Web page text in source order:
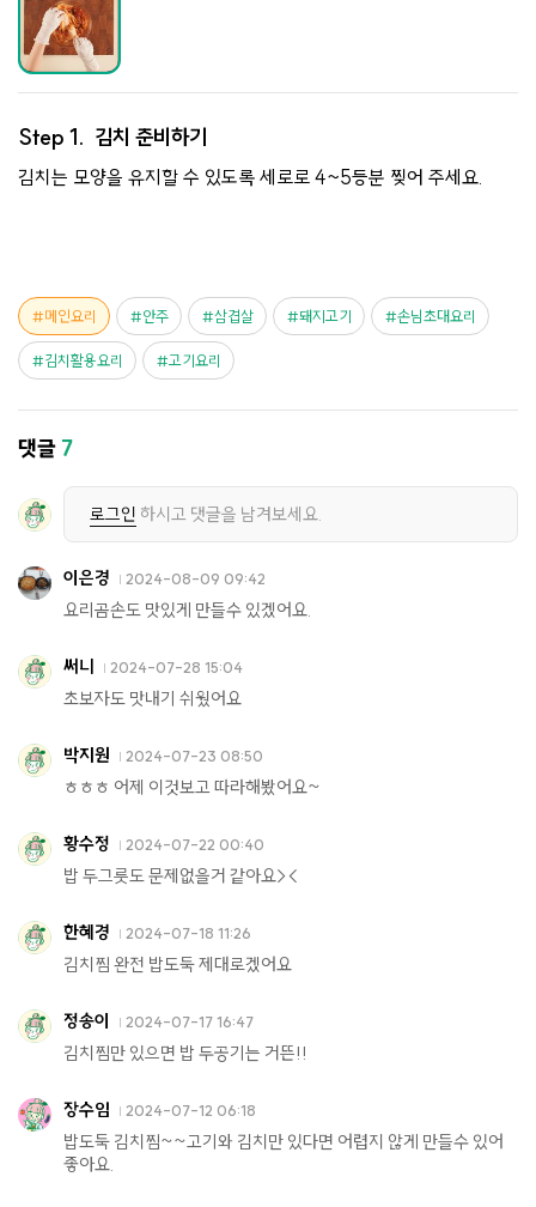
Step 1. 김치 준비하기
김치는 모양을 유지할 수 있도록 세로로 4~5등분 찢어 주세요.
메인요리 안주 삼겹살 돼지고기 손님초대요리
김치활용요리 고기요리
댓글 7
로그인 하시고 댓글을 남겨보세요.
이은경 2024-08-09 09:42
요리곰손도 맛있게 만들수 있겠어요.
써니 2024-07-28 15:04
초보자도 맛내기 쉬웠어요
박지원 2024-07-23 08:50
ㅎㅎㅎ 어제 이것보고 따라해봤어요~
황수정 2024-07-22 00:40
밥 두그릇도 문제없을거 같아요><
한혜경 2024-07-18 11:26
김치찜 완전 밥도둑 제대로겠어요
정송이 2024-07-17 16:47
김치찜만 있으면 밥 두공기는 거뜬!!
장수임 2024-07-12 06:18
밥도둑 김치찜~~고기와 김치만 있다면 어렵지 않게 만들수 있어
좋아요.